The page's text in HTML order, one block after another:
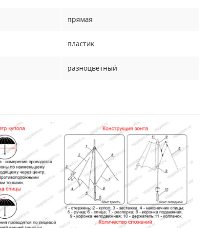
прямая
пластик
разноцветный